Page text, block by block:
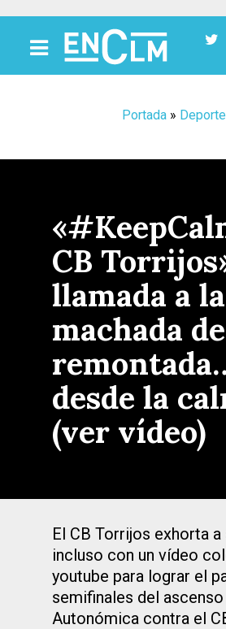
Portada»
CB
llamada a la
machada
desde la
(ver vídeo)
El CB Torrijos exhorta
incluso con un vídeo
youtube para lograr el
semifinales del ascenso
Autonómica contra el